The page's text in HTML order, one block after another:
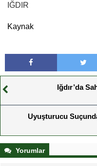
IĞDIR
Kaynak
Iğdır’da
Uyuşturucu
Yorumlar